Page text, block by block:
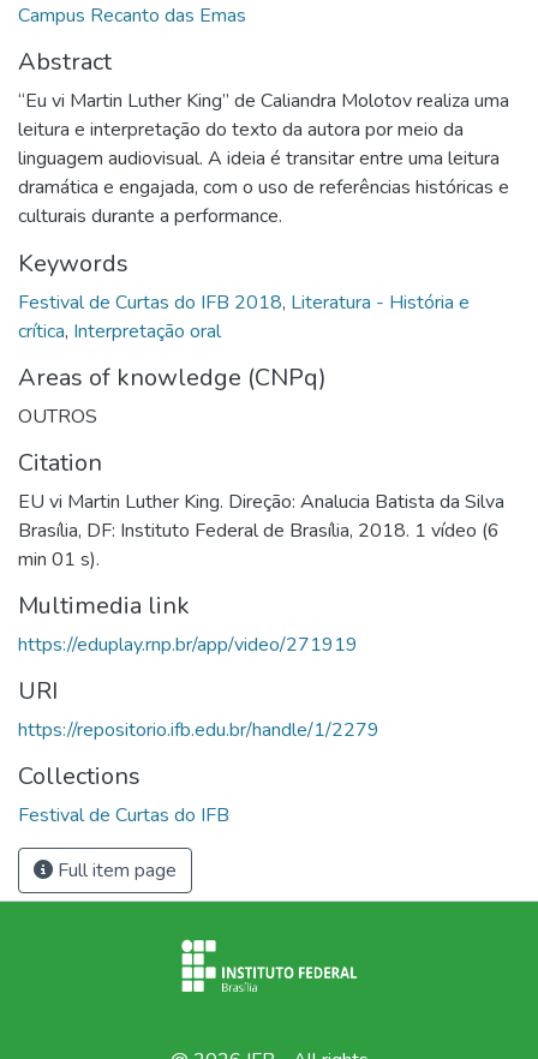
Campus Recanto das Emas
Abstract
“Eu vi Martin Luther King” de Caliandra Molotov realiza uma
leitura e interpretação do texto da autora por meio da
linguagem audiovisual. A ideia é transitar entre uma leitura
dramática e engajada, com o uso de referências históricas e
culturais durante a performance.
Keywords
Festival de Curtas do IFB 2018, Literatura - História e
crítica, Interpretação oral
Areas of knowledge (CNPq)
OUTROS
Citation
EU vi Martin Luther King. Direção: Analucia Batista da Silva
Brasília, DF: Instituto Federal de Brasília, 2018. 1 vídeo (6
min 01 s).
Multimedia link
https://eduplay.rnp.br/app/video/271919
URI
https://repositorio.ifb.edu.br/handle/1/2279
Collections
Festival de Curtas do IFB
Full item page